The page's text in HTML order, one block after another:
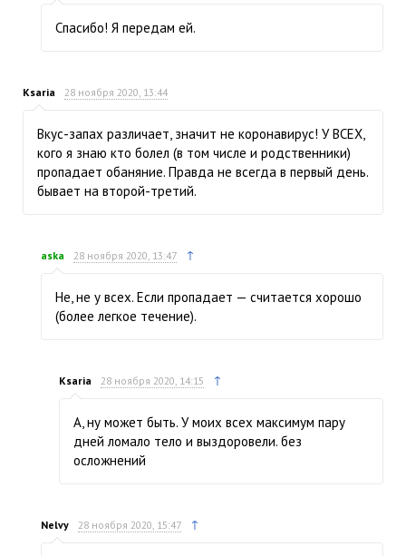
Спасибо! Я передам ей.
Ksaria 28 ноября 2020, 13:44
Вкус-запах различает, значит не коронавирус! У ВСЕХ,
кого я знаю кто болел (в том числе и родственники)
пропадает обаняние. Правда не всегда в первый день.
бывает на второй-третий.
aska 28 ноября 2020, 13:47 ↑
Не, не у всех. Если пропадает — считается хорошо
(более легкое течение).
Ksaria 28 ноября 2020, 14:15 ↑
А, ну может быть. У моих всех максимум пару
дней ломало тело и выздоровели. без
осложнений
Nelvy 28 ноября 2020, 15:47 ↑